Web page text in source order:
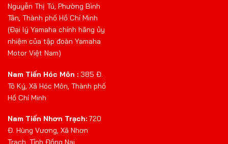
Nguyễn Thị Tú, Phường Bình
Tân, Thành phố Hồ Chí Minh
(Đại lý Yamaha chính hãng ủy
nhiệm của tập đoàn Yamaha
Motor Việt Nam)
Nam Tiến Hóc Môn : 385 Đ.
Tô Ký, Xã Hóc Môn, Thành phố
Hồ Chí Minh
Nam Tiến Nhơn Trạch: 720
Đ. Hùng Vương, Xã Nhơn
Trạch, Tỉnh Đồng Nai